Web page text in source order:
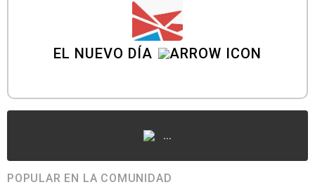
EL NUEVO DÍA
...
POPULAR EN LA COMUNIDAD